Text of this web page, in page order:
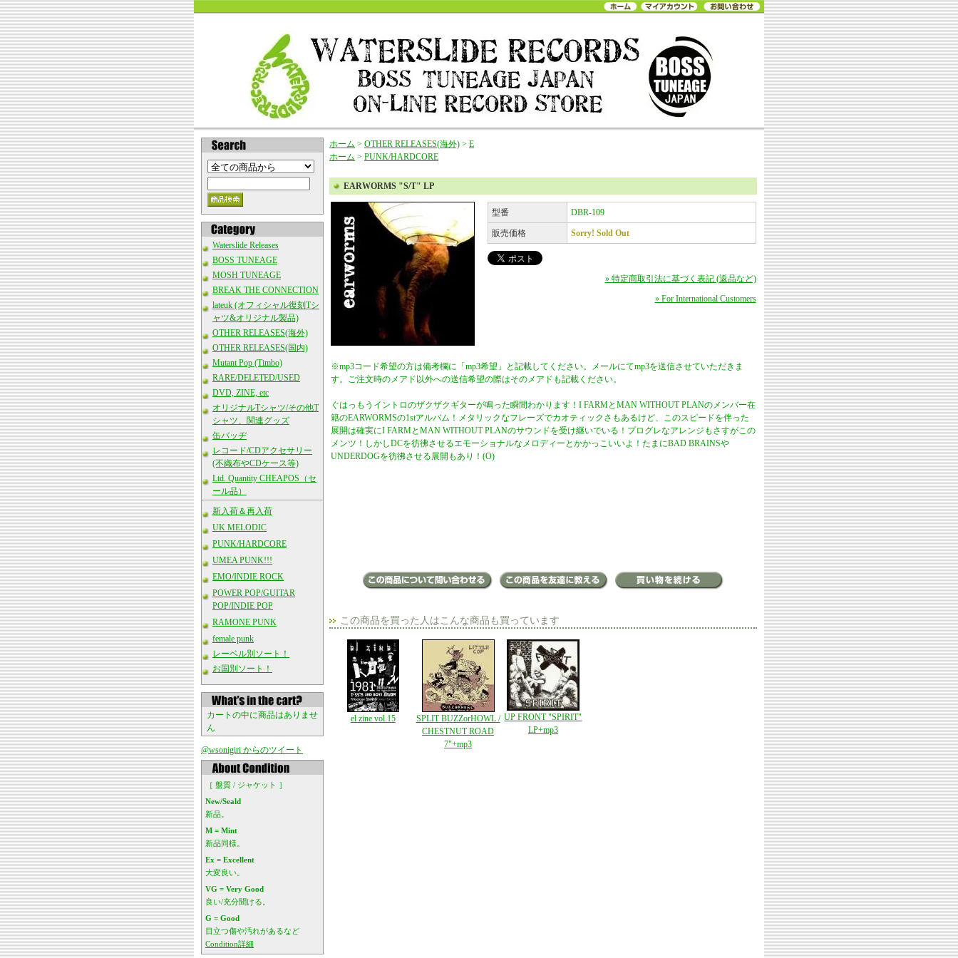
Waterslide Releases
BOSS TUNEAGE
MOSH TUNEAGE
BREAK THE CONNECTION
lateuk (オフィシャル復刻Tシ
ャツ&オリジナル製品)
OTHER RELEASES(海外)
OTHER RELEASES(国内)
Mutant Pop (Timbo)
RARE/DELETED/USED
DVD, ZINE, etc
オリジナルTシャツ/その他T
シャツ、関連グッズ
缶バッヂ
レコード/CDアクセサリー
(不織布やCDケース等)
Ltd. Quantity CHEAPOS（セ
ール品）
新入荷＆再入荷
UK MELODIC
PUNK/HARDCORE
UMEA PUNK!!!
EMO/INDIE ROCK
POWER POP/GUITAR
POP/INDIE POP
RAMONE PUNK
female punk
レーベル別ソート！
お国別ソート！
カートの中に商品はありませ
ん
@wsonigiri からのツイート
［ 盤質 / ジャケット ］
New/Seald
新品。
M = Mint
新品同様。
Ex = Excellent
大変良い。
VG = Very Good
良い/充分聞ける。
G = Good
目立つ傷や汚れがあるなど
Condition詳細
ホーム > OTHER RELEASES(海外) > E
ホーム > PUNK/HARDCORE
EARWORMS "S/T" LP
型番 DBR-109
販売価格 Sorry! Sold Out
» 特定商取引法に基づく表記 (返品など)
» For International Customers
※mp3コード希望の方は備考欄に「mp3希望」と記載してください。メールにてmp3を送信させていただきま
す。ご注文時のメアド以外への送信希望の際はそのメアドも記載ください。
ぐはっもうイントロのザクザクギターが鳴った瞬間わかります！I FARMとMAN WITHOUT PLANのメンバー在
籍のEARWORMSの1stアルバム！メタリックなフレーズでカオティックさもあるけど、このスピードを伴った
展開は確実にI FARMとMAN WITHOUT PLANのサウンドを受け継いでいる！プログレなアレンジもさすがこの
メンツ！しかしDCを彷彿させるエモーショナルなメロディーとかかっこいいよ！たまにBAD BRAINSや
UNDERDOGを彷彿させる展開もあり！(O)
この商品を買った人はこんな商品も買っています
el zine vol.15
SPLIT BUZZorHOWL /
CHESTNUT ROAD
7"+mp3
UP FRONT "SPIRIT"
LP+mp3